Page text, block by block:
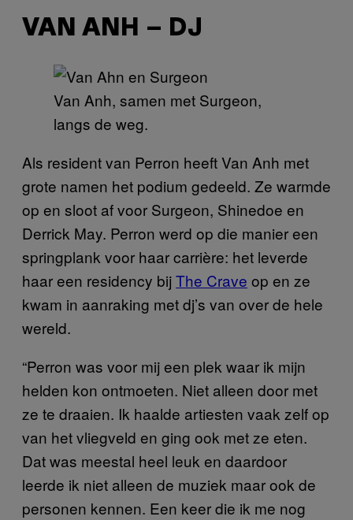
VAN ANH – DJ
Van Anh, samen met Surgeon,
langs de weg.
Als resident van Perron heeft Van Anh met
grote namen het podium gedeeld. Ze warmde
op en sloot af voor Surgeon, Shinedoe en
Derrick May. Perron werd op die manier een
springplank voor haar carrière: het leverde
haar een residency bijThe Crave op en ze
kwam in aanraking met dj’s van over de hele
wereld.
“Perron was voor mij een plek waar ik mijn
helden kon ontmoeten. Niet alleen door met
ze te draaien. Ik haalde artiesten vaak zelf op
van het vliegveld en ging ook met ze eten.
Dat was meestal heel leuk en daardoor
leerde ik niet alleen de muziek maar ook de
personen kennen. Een keer die ik me nog